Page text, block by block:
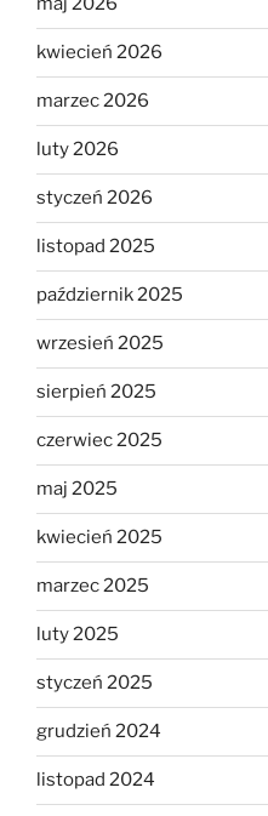
kwiecień 2026
marzec 2026
luty 2026
styczeń 2026
listopad 2025
październik 2025
wrzesień 2025
sierpień 2025
czerwiec 2025
maj 2025
kwiecień 2025
marzec 2025
luty 2025
styczeń 2025
grudzień 2024
listopad 2024